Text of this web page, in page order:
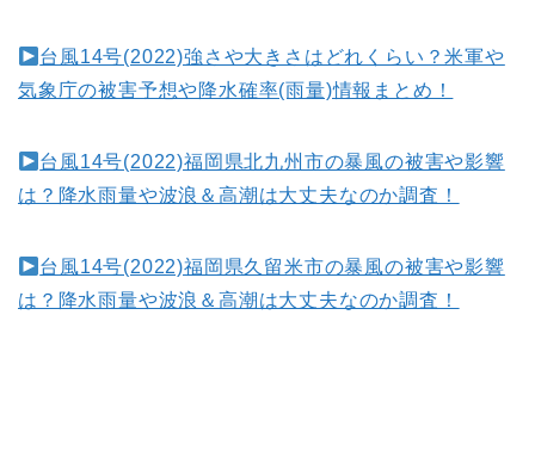
台風14号(2022)強さや大きさはどれくらい？米軍や
気象庁の被害予想や降水確率(雨量)情報まとめ！
台風14号(2022)福岡県北九州市の暴風の被害や影響
は？降水雨量や波浪＆高潮は大丈夫なのか調査！
台風14号(2022)福岡県久留米市の暴風の被害や影響
は？降水雨量や波浪＆高潮は大丈夫なのか調査！